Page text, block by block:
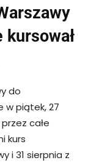
do
w piątek, 27
całe
kurs
i 31 sierpnia z